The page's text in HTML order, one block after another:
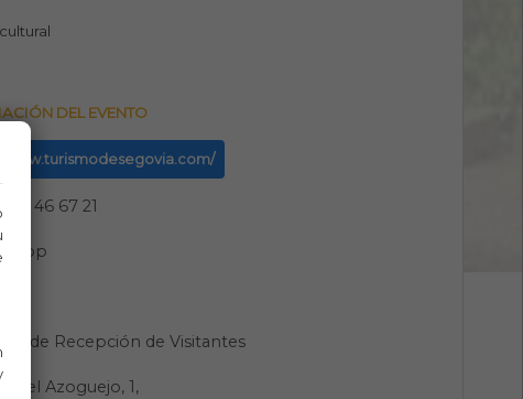
DEL EVENTO
www.turismodesegovia.com/
46 67 21
de Recepción de Visitantes
del Azoguejo, 1,